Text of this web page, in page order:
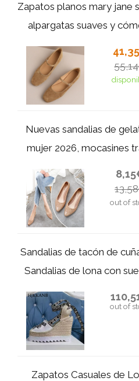
Zapatos planos mary jane
alpargatas suaves y
Nuevas sandalias de
mujer 2026, mocasines
out of
Sandalias de tacón de
Sandalias de lona con
out of
Zapatos Casuales de